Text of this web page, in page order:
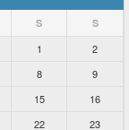
S S
1
2
8
9
15
16
22
23